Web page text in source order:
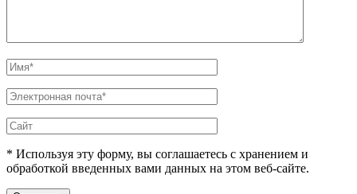
* Используя эту форму, вы соглашаетесь с хранением и
обработкой введенных вами данных на этом веб-сайте.